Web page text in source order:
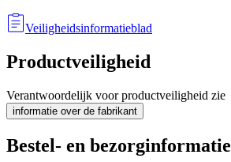
Veiligheidsinformatieblad
Productveiligheid
Verantwoordelijk voor productveiligheid zie
informatie over de fabrikant
Bestel- en bezorginformatie